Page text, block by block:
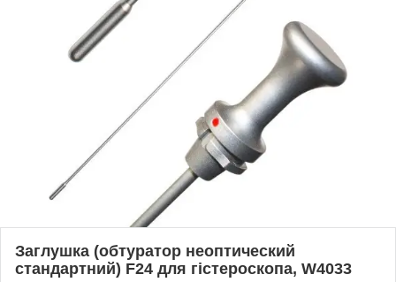
Заглушка (обтуратор неоптический
стандартний) F24 для гістероскопа, W4033